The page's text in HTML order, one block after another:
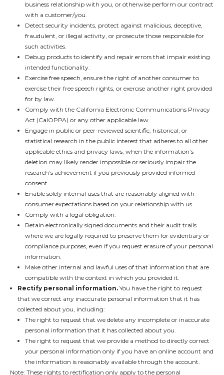
business relationship with you, or otherwise perform our contract
with a customer/you.
Detect security incidents, protect against malicious, deceptive,
fraudulent, or illegal activity, or prosecute those responsible for
such activities.
Debug products to identify and repair errors that impair existing
intended functionality.
Exercise free speech, ensure the right of another consumer to
exercise their free speech rights, or exercise another right provided
for by law.
Comply with the California Electronic Communications Privacy
Act (CalOPPA) or any other applicable law.
Engage in public or peer-reviewed scientific, historical, or
statistical research in the public interest that adheres to all other
applicable ethics and privacy laws, when the information’s
deletion may likely render impossible or seriously impair the
research’s achievement if you previously provided informed
consent.
Enable solely internal uses that are reasonably aligned with
consumer expectations based on your relationship with us.
Comply with a legal obligation.
Retain electronically signed documents and their audit trails
where we are legally required to preserve them for evidentiary or
compliance purposes, even if you request erasure of your personal
information.
Make other internal and lawful uses of that information that are
compatible with the context in which you provided it.
Rectify personal information. You have the right to request
that we correct any inaccurate personal information that it has
collected about you, including:
The right to request that we delete any incomplete or inaccurate
personal information that it has collected about you.
The right to request that we provide a method to directly correct
your personal information only if you have an online account and
the information is reasonably available through the account.
Note: These rights to rectification only apply to the personal